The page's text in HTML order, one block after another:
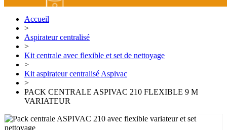
Accueil
>
Aspirateur centralisé
>
Kit centrale avec flexible et set de nettoyage
>
Kit aspirateur centralisé Aspivac
>
PACK CENTRALE ASPIVAC 210 FLEXIBLE 9 M
VARIATEUR